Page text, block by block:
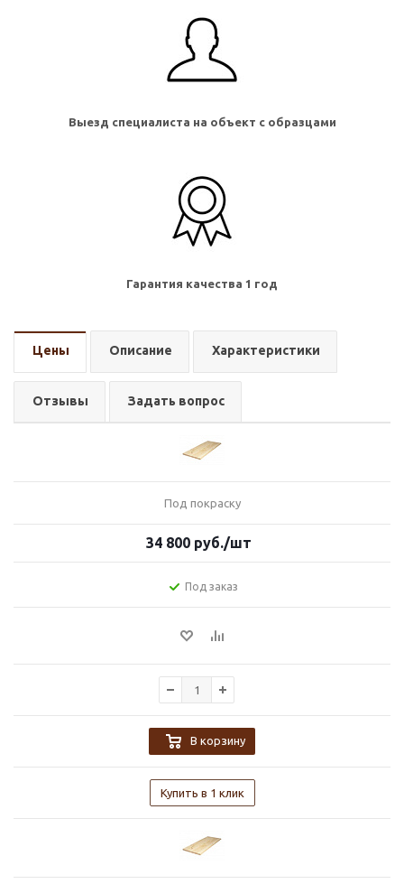
Выезд специалиста на объект с образцами
Гарантия качества 1 год
Цены Описание Характеристики
Отзывы Задать вопрос
Под покраску
34 800 руб./шт
Под заказ
В корзину
Купить в 1 клик